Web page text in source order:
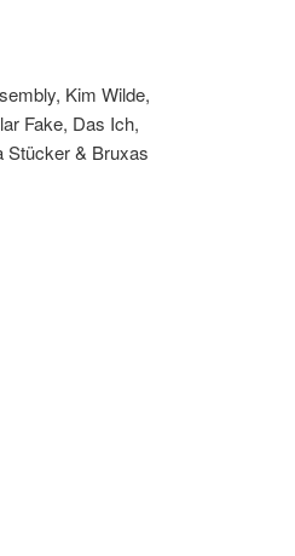
Kim Wilde,
Fake, Das Ich,
Stücker & Bruxas